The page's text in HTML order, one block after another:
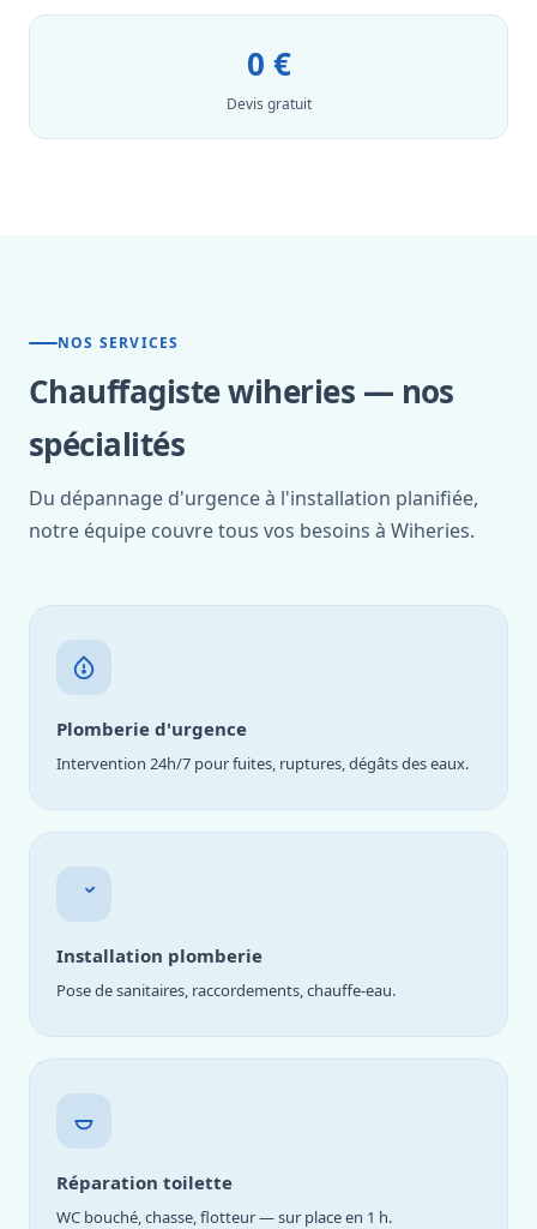
0 €
Devis gratuit
NOS SERVICES
Chauffagiste wiheries — nos
spécialités
Du dépannage d'urgence à l'installation planifiée,
notre équipe couvre tous vos besoins à Wiheries.
Plomberie d'urgence
Intervention 24h/7 pour fuites, ruptures, dégâts des eaux.
Installation plomberie
Pose de sanitaires, raccordements, chauffe-eau.
Réparation toilette
WC bouché, chasse, flotteur — sur place en 1 h.